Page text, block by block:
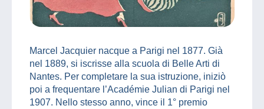
Marcel Jacquier nacque a Parigi nel 1877. Già
nel 1889, si iscrisse alla scuola di Belle Arti di
Nantes. Per completare la sua istruzione, iniziò
poi a frequentare l’Académie Julian di Parigi nel
1907. Nello stesso anno, vince il 1° premio